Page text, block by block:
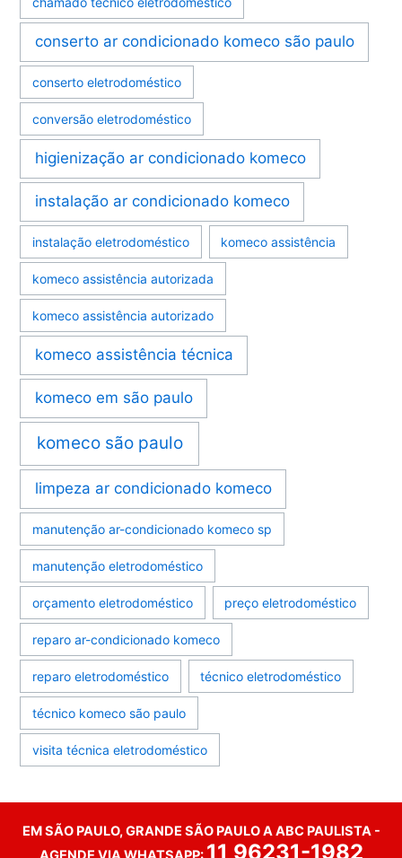
conserto ar condicionado komeco são paulo
conserto eletrodoméstico
conversão eletrodoméstico
higienização ar condicionado komeco
instalação ar condicionado komeco
instalação eletrodoméstico komeco assistência
komeco assistência autorizada
komeco assistência autorizado
komeco assistência técnica
komeco em são paulo
komeco são paulo
limpeza ar condicionado komeco
manutenção ar-condicionado komeco sp
manutenção eletrodoméstico
orçamento eletrodoméstico preço eletrodoméstico
reparo ar-condicionado komeco
reparo eletrodoméstico técnico eletrodoméstico
técnico komeco são paulo
visita técnica eletrodoméstico
EM SÃO PAULO, GRANDE SÃO PAULO A ABC PAULISTA -
11 96231-1982